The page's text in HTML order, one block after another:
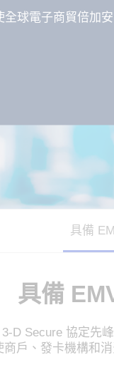
全球電子商貿倍加安
具備
具備
D Secure 協定先
商戶、發卡機構和